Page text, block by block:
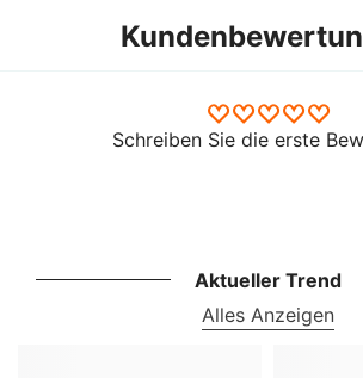
Schreiben Sie die erste
Aktueller Trend
Alles Anzeigen